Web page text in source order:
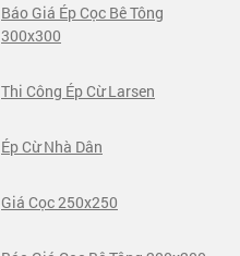
Báo Giá Ép Cọc Bê Tông
300x300
Thi Công Ép Cừ Larsen
Ép Cừ Nhà Dân
Giá Cọc 250x250